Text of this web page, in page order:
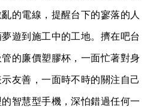
的電線，提醒台下的寥落的人
遊到施工中的工地。擠在吧台
的廉價塑膠杯，一面忙著對身
友善，一面時不時的關注自己
智慧型手機，深怕錯過任何一